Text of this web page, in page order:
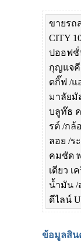
ขายรถ
CITY
ปออฟชั่
กุญแจคี
ดกิ๊ฟ /แ
มาลัยมั
บลูท๊ธ
รต์ /กล้
ลอย /ร
คมชัด
เดียว
น้ำมัน /
ดีไลน์
ข้อมูลสิน